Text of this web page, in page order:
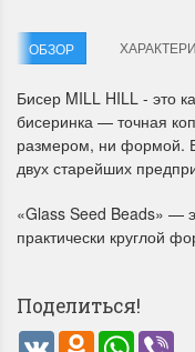
!! СКИДКА 20% ‼️ с 1
честь первого летнего
ПОДРОБНЕЕ
ОБЗОР
Бисер MILL HILL - это
бисеринка — точная
размером, ни формой.
двух старейших
«Glass Seed Beads» —
практически круглой
Поделиться!
VK Odnoklassniki
WhatsApp